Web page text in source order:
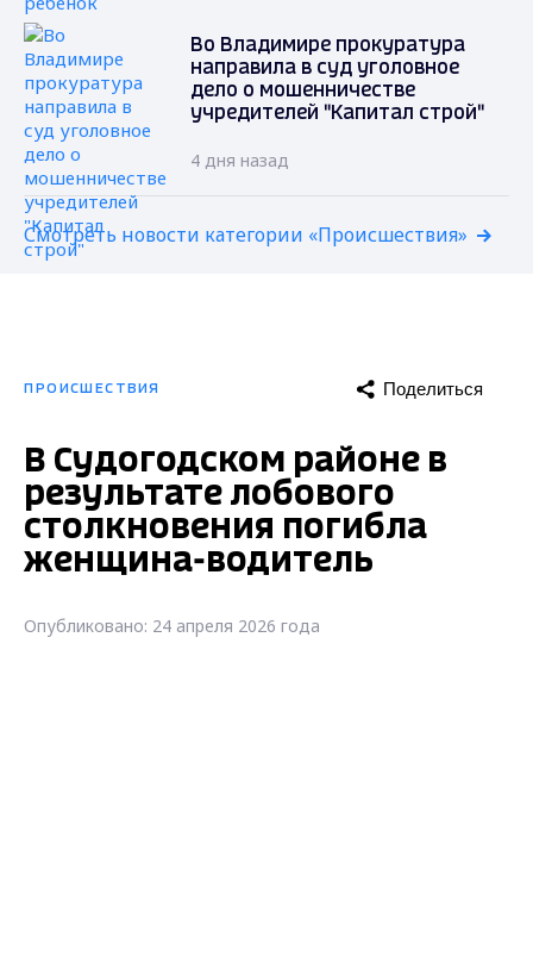
Во Владимире прокуратура
направила в суд уголовное
дело о мошенничестве
учредителей "Капитал строй"
4 дня назад
Смотреть новости категории «Происшествия»
ПРОИСШЕСТВИЯ Поделиться
В Судогодском районе в
результате лобового
столкновения погибла
женщина-водитель
Опубликовано: 24 апреля 2026 года